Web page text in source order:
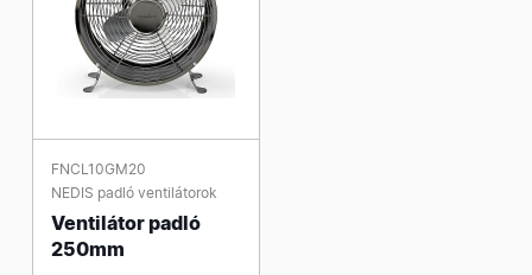
FNCL10GM20
NEDIS padló ventilátorok
Ventilátor padló
250mm